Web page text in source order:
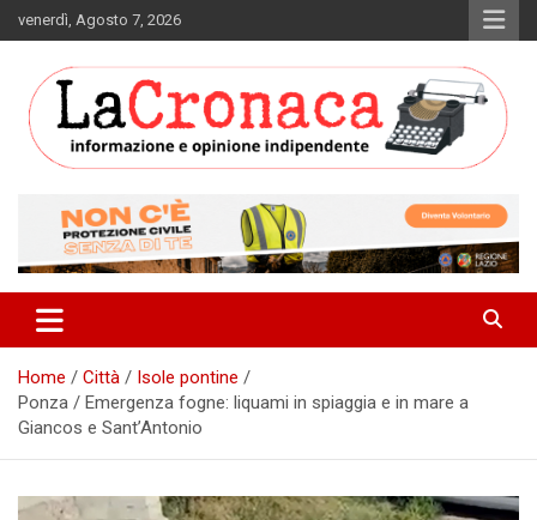
to
venerdì, Agosto 7, 2026
La Cronaca Quotidiano
Home Città
Isole pontine
Ponza / Emergenza fogne: liquami in spiaggia e in mare a
Giancos e Sant’Antonio